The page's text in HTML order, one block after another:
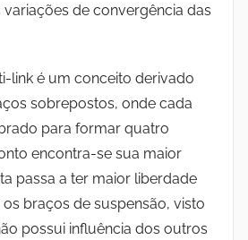
de convergência das
link é um conceito derivado
sobrepostos, onde cada
para formar quatro
encontra-se sua maior
passa a ter maior liberdade
braços de suspensão, visto
possui influência dos outros